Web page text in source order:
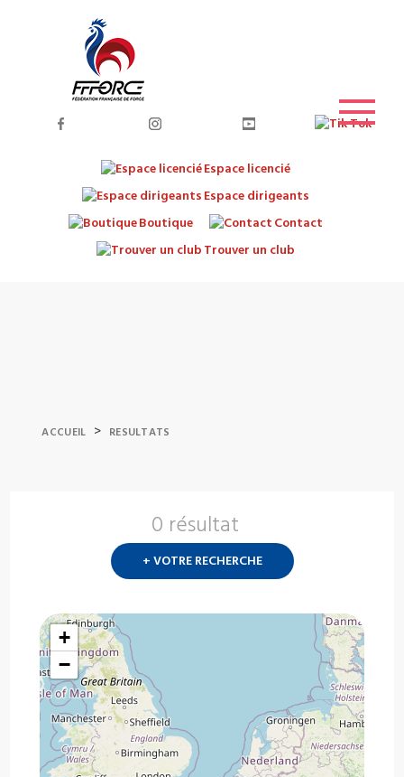
Espace licencié
Espace dirigeants
Boutique
Contact
Trouver un club
ACCUEIL > RESULTATS
0 résultat
+ VOTRE RECHERCHE
+
−